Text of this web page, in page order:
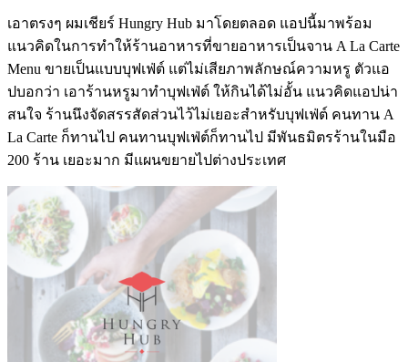
เอาตรงๆ ผมเชียร์ Hungry Hub มาโดยตลอด แอปนี้มาพร้อม
แนวคิดในการทำให้ร้านอาหารที่ขายอาหารเป็นจาน A La Carte
Menu ขายเป็นแบบบุฟเฟ่ต์ แต่ไม่เสียภาพลักษณ์ความหรู ตัวแอ
ปบอกว่า เอาร้านหรูมาทำบุฟเฟ่ต์ ให้กินได้ไม่อั้น แนวคิดแอปน่า
สนใจ ร้านนึงจัดสรรสัดส่วนไว้ไม่เยอะสำหรับบุฟเฟ่ต์ คนทาน A
La Carte ก็ทานไป คนทานบุฟเฟ่ต์ก็ทานไป มีพันธมิตรร้านในมือ
200 ร้าน เยอะมาก มีแผนขยายไปต่างประเทศ